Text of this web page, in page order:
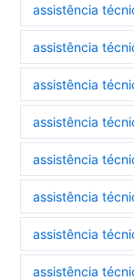
assistência
assistência
assistência
assistência
assistência
assistência
assistência
assistência